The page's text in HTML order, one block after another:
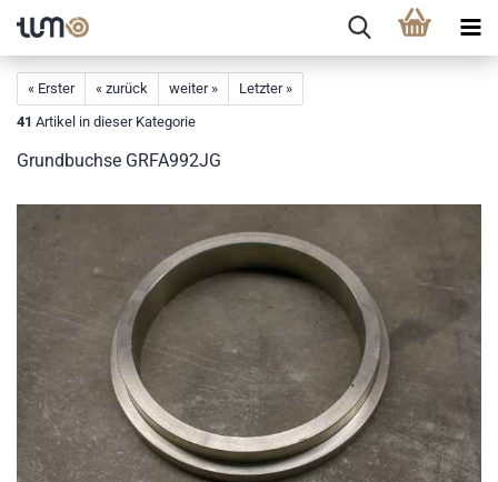
« Erster « zurück weiter »
Letzter »
41 Artikel in dieser Kategorie
Grundbuchse GRFA992JG